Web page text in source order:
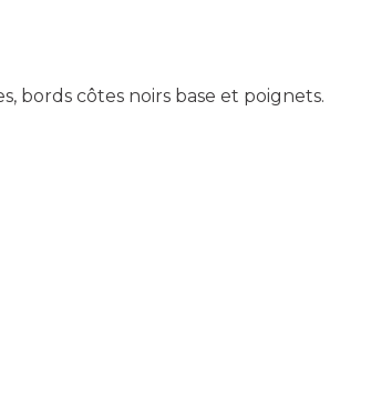
bords côtes noirs base et poignets.